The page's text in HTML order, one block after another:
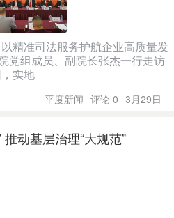
精准司法服务护航企业高质量发
党组成员、副院长张杰一行走访
实地
平度新闻 评论 0 3月29日
动基层治理“大规范”